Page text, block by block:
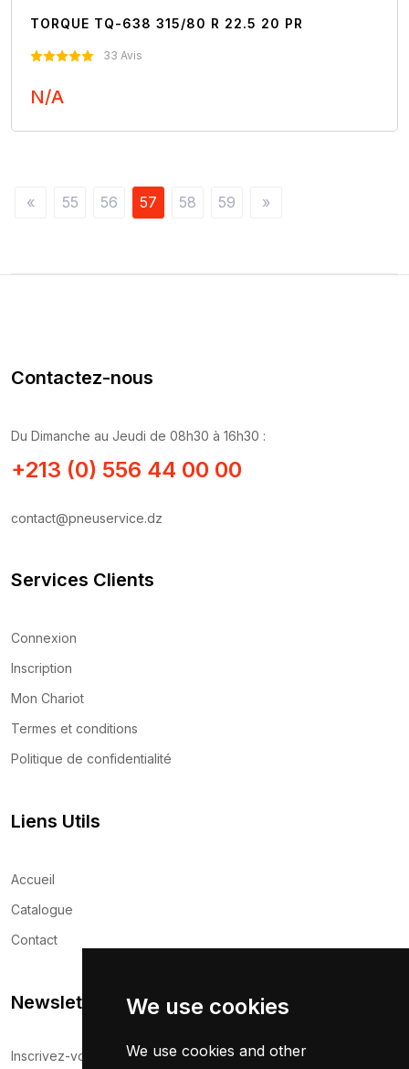
We use cookies
We use cookies and other
TORQUE TQ-638 315/80 R 22.5 20 PR
33 Avis
N/A
« 55 56 57 58 59 »
Contactez-nous
Du Dimanche au Jeudi de 08h30 à 16h30 :
+213 (0) 556 44 00 00
contact@pneuservice.dz
Services Clients
Connexion
Inscription
Mon Chariot
Termes et conditions
Politique de confidentialité
Liens Utils
Accueil
Catalogue
Contact
Newsletter
Inscrivez-vous maintenant pour recevoir les dernières mises à